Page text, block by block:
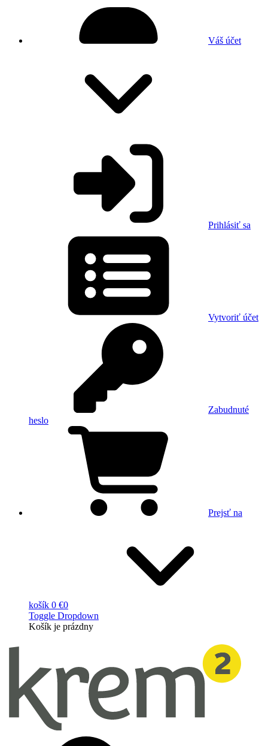
Váš účet
Prihlásiť sa
Vytvoriť účet
Zabudnuté
heslo
Prejsť na
košík 0 €0
Toggle Dropdown
Košík je prázdny